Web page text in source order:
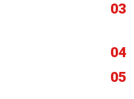
03
04
05